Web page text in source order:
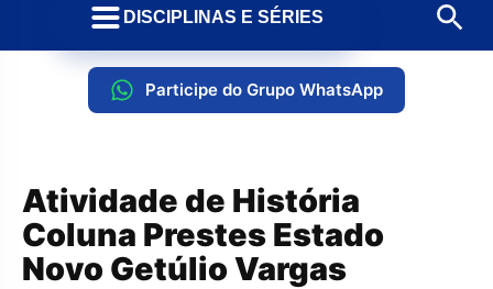
DISCIPLINAS E SÉRIES
Participe do Grupo WhatsApp
Atividade de História
Coluna Prestes Estado
Novo Getúlio Vargas